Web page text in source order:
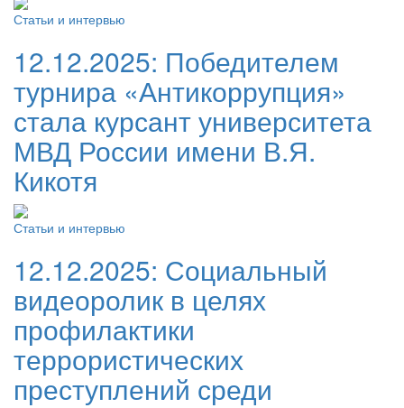
Статьи и интервью
12.12.2025: Победителем
турнира «Антикоррупция»
стала курсант университета
МВД России имени В.Я.
Кикотя
Статьи и интервью
12.12.2025: Социальный
видеоролик в целях
профилактики
террористических
преступлений среди